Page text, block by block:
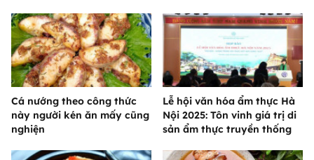
Cá nướng theo công thức
này người kén ăn mấy cũng
nghiện
Lễ hội văn hóa ẩm thực Hà
Nội 2025: Tôn vinh giá trị di
sản ẩm thực truyền thống